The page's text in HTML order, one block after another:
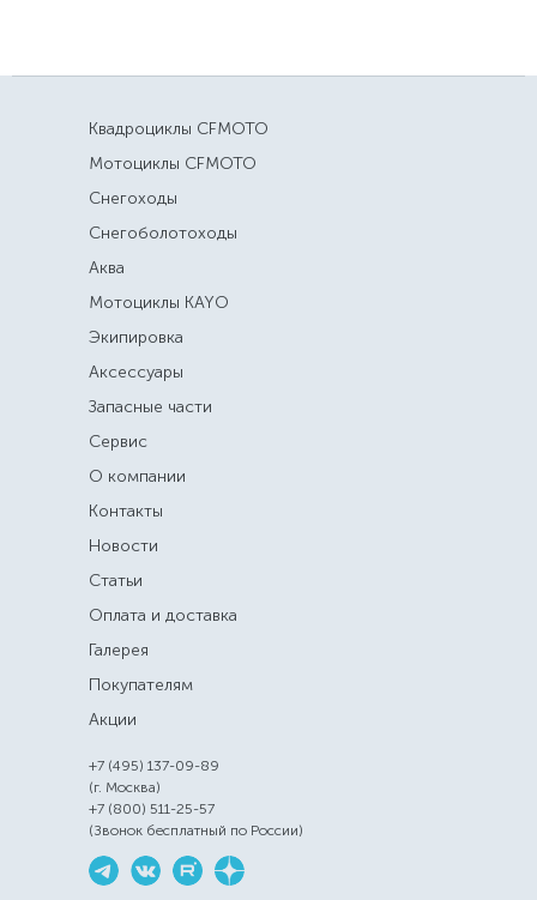
Квадроциклы CFMOTO
Мотоциклы CFMOTO
Снегоходы
Снегоболотоходы
Аква
Мотоциклы KAYO
Экипировка
Аксессуары
Запасные части
Сервис
О компании
Контакты
Новости
Статьи
Оплата и доставка
Галерея
Покупателям
Акции
+7 (495) 137-09-89
(г. Москва)
+7 (800) 511-25-57
(Звонок бесплатный по России)